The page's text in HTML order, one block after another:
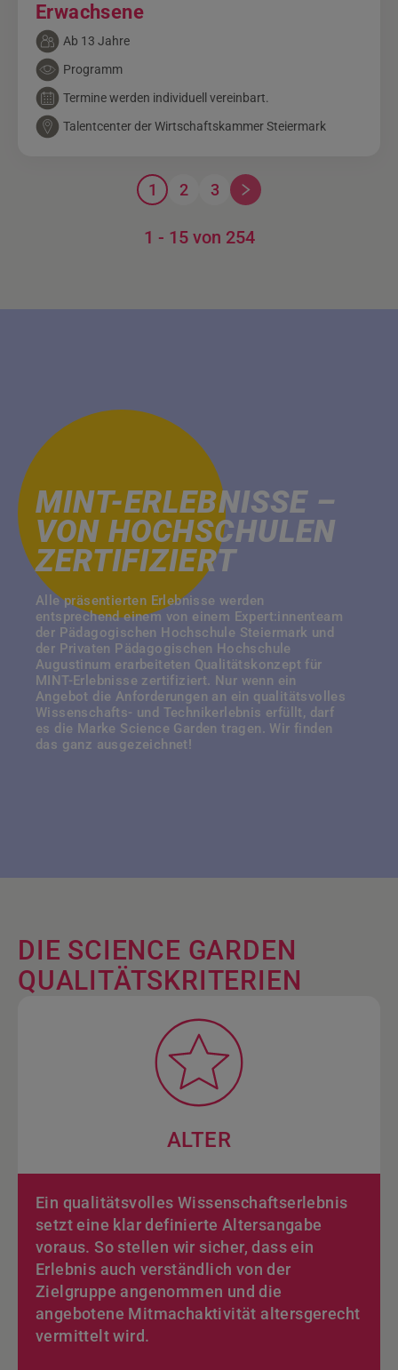
Erwachsene
Ab 13 Jahre
Programm
Termine werden individuell vereinbart.
Talentcenter der Wirtschaftskammer Steiermark
1 2 3
1 - 15 von 254
MINT-ERLEBNISSE –
VON HOCHSCHULEN
ZERTIFIZIERT
Alle präsentierten Erlebnisse werden
entsprechend einem von einem Expert:innenteam
der Pädagogischen Hochschule Steiermark und
der Privaten Pädagogischen Hochschule
Augustinum erarbeiteten Qualitätskonzept für
MINT-Erlebnisse zertifiziert. Nur wenn ein
Angebot die Anforderungen an ein qualitätsvolles
Wissenschafts- und Technikerlebnis erfüllt, darf
es die Marke Science Garden tragen. Wir finden
das ganz ausgezeichnet!
DIE SCIENCE GARDEN
QUALITÄTSKRITERIEN
ALTER
Ein qualitätsvolles Wissenschaftserlebnis
setzt eine klar definierte Altersangabe
voraus. So stellen wir sicher, dass ein
Erlebnis auch verständlich von der
Zielgruppe angenommen und die
angebotene Mitmachaktivität altersgerecht
vermittelt wird.